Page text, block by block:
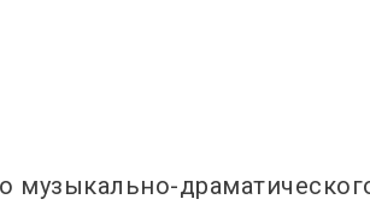
музыкально-